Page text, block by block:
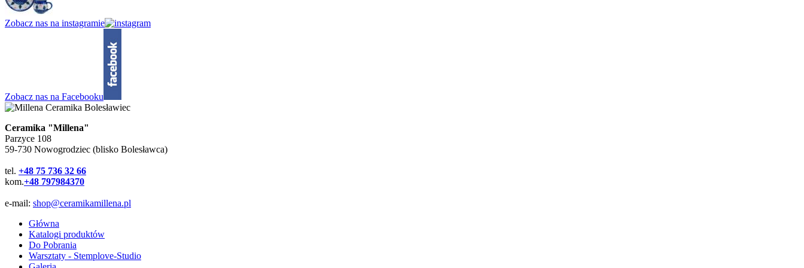
Zobacz nas na instagramie
Zobacz nas na Facebooku
Ceramika "Millena"
Parzyce 108
59-730 Nowogrodziec (blisko Bolesławca)
tel. +48 75 736 32 66
kom.+48 797984370
e-mail: shop@ceramikamillena.pl
Główna
Katalogi produktów
Do Pobrania
Warsztaty - Stemplove-Studio